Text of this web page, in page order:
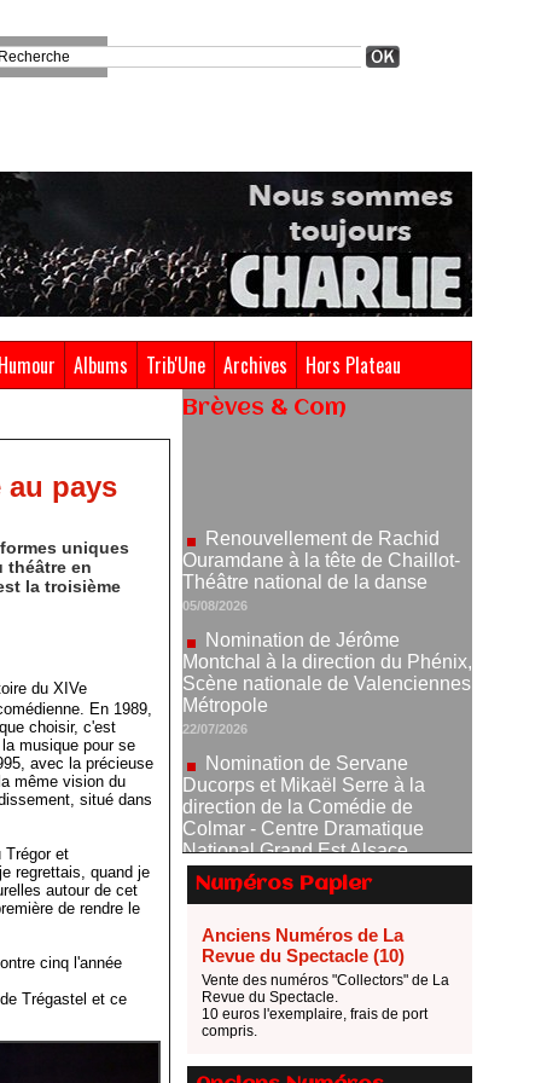
Humour Albums Trib'Une Archives Hors Plateau
au pays
uniques
théâtre en
la troisième
du XIVe
En 1989,
choisir, c'est
musique pour se
avec la précieuse
même vision du
situé dans
et
regrettais, quand je
autour de cet
de rendre le
cinq l'année
Trégastel et ce
Brèves & Com
Nomination de Jérôme
Montchal à la direction du Phénix,
Scène nationale de Valenciennes
22/07/2026
Nomination de Servane
Ducorps et Mikaël Serre à la
direction de la Comédie de
National Grand Est Alsace
07/07/2026
Thomas Jolly et Laëtitia
Guédon nommés à la direction du
TNP
02/07/2026
Fonds SACD Théâtre : les
lauréats 2026
Dispositif ARTCENA Écrire
pour le cirque, les lauréats 2026 !
Numéros Papier
Anciens Numéros de La
Revue du Spectacle (10)
Vente des numéros "Collectors" de La
Revue du Spectacle.
10 euros l'exemplaire, frais de port
compris.